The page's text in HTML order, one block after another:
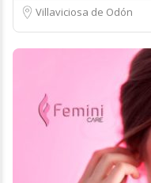
Villaviciosa de Odón